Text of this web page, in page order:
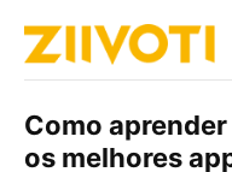
Como
os melhores